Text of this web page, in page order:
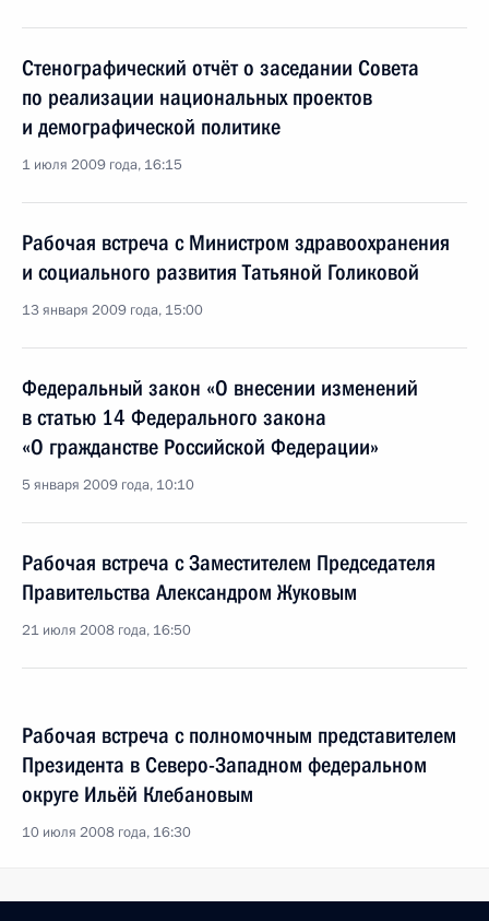
Стенографический отчёт о заседании Совета
по реализации национальных проектов
и демографической политике
1 июля 2009 года, 16:15
Рабочая встреча с Министром здравоохранения
и социального развития Татьяной Голиковой
13 января 2009 года, 15:00
Федеральный закон «О внесении изменений
в статью 14 Федерального закона
«О гражданстве Российской Федерации»
5 января 2009 года, 10:10
Рабочая встреча с Заместителем Председателя
Правительства Александром Жуковым
21 июля 2008 года, 16:50
Рабочая встреча с полномочным представителем
Президента в Северо-Западном федеральном
округе Ильёй Клебановым
10 июля 2008 года, 16:30